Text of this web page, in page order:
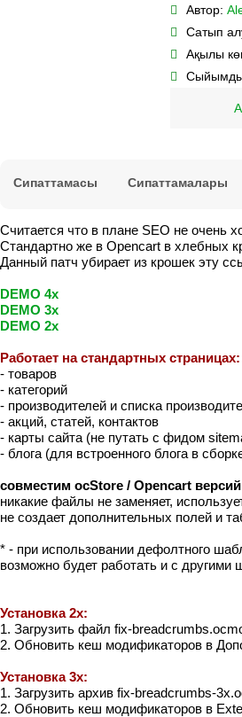
Автор:
Сатып
Ақылы
Сипаттамасы Сипаттамалары
Считается что в плане SEO не очень
Стандартно же в Opencart в хлебных
Данный патч убирает из крошек эту
DEMO 4x
DEMO 3x
DEMO 2x
Работает на стандартных страницах:
- товаров
- категорий
- производителей и списка
- акций, статей, контактов
- карты сайта (не путать с фидом
- блога (для встроенного блога в
совместим ocStore / Opencart версий
никакие файлы не заменяет,
не создает дополнительных полей и
* - при использовании дефолтного
возможно будет работать и с
Установка 2x:
1. Загрузить файл fix-
2. Обновить кеш модификаторов в
Установка 3x:
1. Загрузить архив fix-breadcrumbs-
2. Обновить кеш модификаторов в